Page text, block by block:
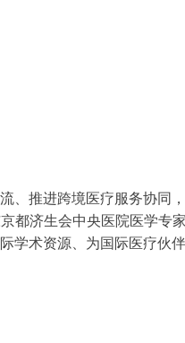
、推进跨境医疗服务协同
都济生会中央医院医学专
学术资源、为国际医疗伙